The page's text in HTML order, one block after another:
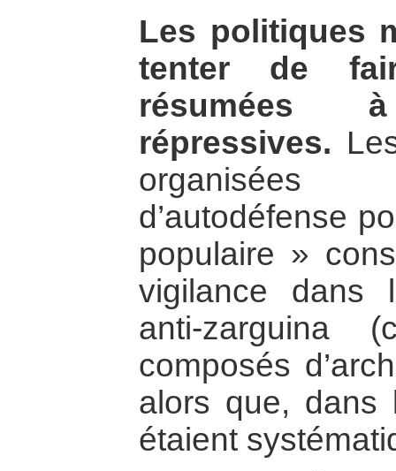
Les politiques
tenter de
résumées
répressives.
d’autodéfense
populaire »
vigilance dans
anti-zarguina
composés
alors que, dans
étaient